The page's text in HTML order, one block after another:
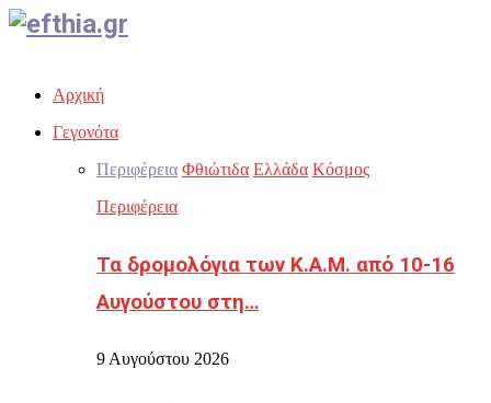
Facebook
Twitter
Instagram
Youtube
Email
Αρχική
Γεγονότα
Περιφέρεια Φθιώτιδα Ελλάδα Κόσμος
Περιφέρεια
Τα δρομολόγια των Κ.Α.Μ. από 10-16
Αυγούστου στη…
9 Αυγούστου 2026